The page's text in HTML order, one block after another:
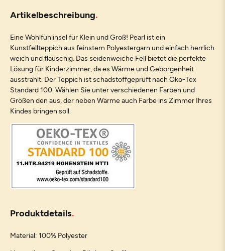
Artikelbeschreibung
Eine Wohlfühlinsel für Klein und Groß! Pearl ist ein
Kunstfellteppich aus feinstem Polyestergarn und einfach herrlich
weich und flauschig. Das seidenweiche Fell bietet die perfekte
Lösung für Kinderzimmer, da es Wärme und Geborgenheit
ausstrahlt. Der Teppich ist schadstoffgeprüft nach Öko-Tex
Standard 100. Wählen Sie unter verschiedenen Farben und
Größen den aus, der neben Wärme auch Farbe ins Zimmer Ihres
Kindes bringen soll.
Produktdetails
Material: 100% Polyester